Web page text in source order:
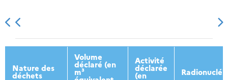
2013 2014 2015 2016
Nature des
déchets
Volume
déclaré (en
m³
Activité
déclarée
(en